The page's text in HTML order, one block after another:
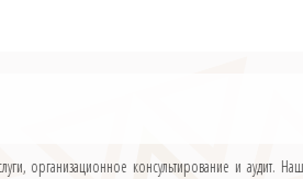
организационное консультирование и аудит.